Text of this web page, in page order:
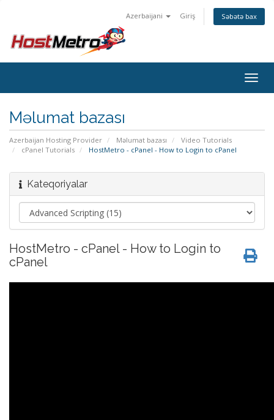
Azerbaijani Giriş Səbətə bax
Məlumat bazası
Azerbaijan Hosting Provider Məlumat bazası
Video Tutorials
cPanel Tutorials
HostMetro - cPanel - How to Login to cPanel
Kateqoriyalar
HostMetro - cPanel - How to Login to
cPanel